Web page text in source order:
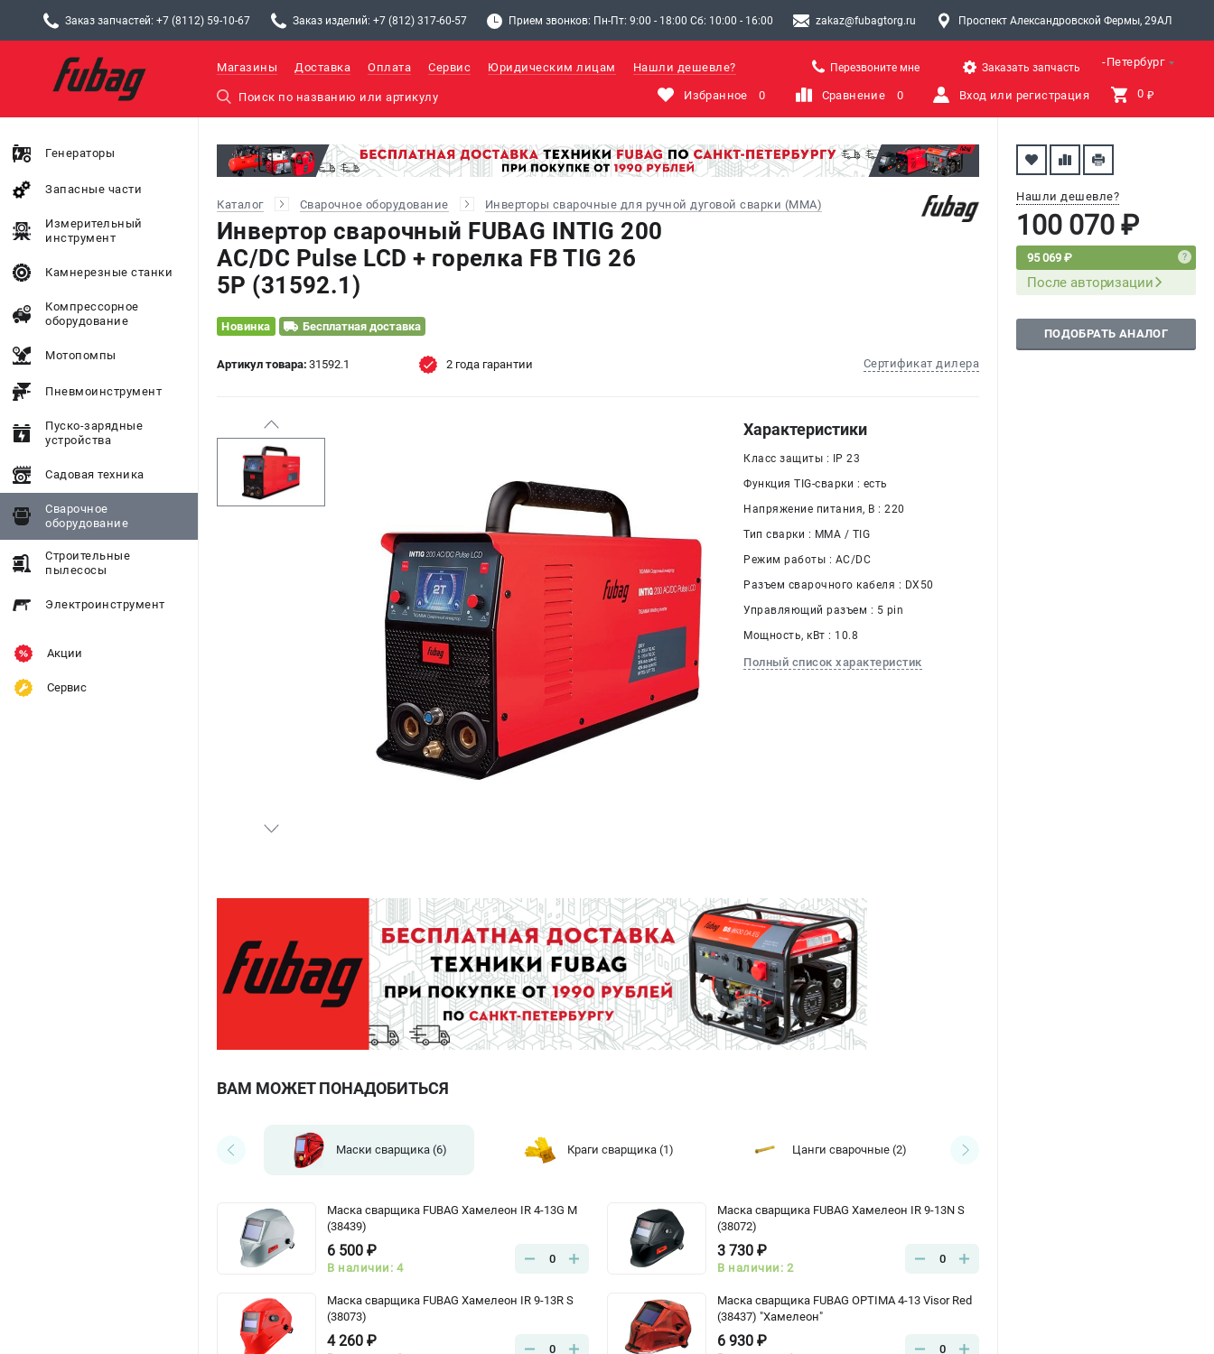
Заказ запчастей: +7 (8112) 59-10-67 Заказ изделий: +7 (812) 317-60-57 Прием звонков: Пн-Пт: 9:00 - 18:00 Сб: 10:00 - 16:00 zakaz@fubagtorg.ru Проспект Александровской Фермы, 29АЛ
Санкт-Петербург
Магазины Доставка Оплата Сервис Юридическим лицам Нашли дешевле? Перезвоните мне Заказать запчасть
Избранное 0 Сравнение 0 Вход или регистрация 0 ₽
Генераторы
Запасные части
Измерительный
инструмент
Камнерезные станки
Компрессорное
оборудование
Мотопомпы
Пневмоинструмент
Пуско-зарядные
устройства
Садовая техника
Сварочное
оборудование
Строительные
пылесосы
Электроинструмент
Акции
Сервис
Каталог Сварочное оборудование Инверторы сварочные для ручной дуговой сварки (MMA)
Инвертор сварочный FUBAG INTIG 200
AC/DC Pulse LCD + горелка FB TIG 26
5P (31592.1)
Новинка Бесплатная доставка
Артикул товара: 31592.1 Сертификат дилера
2 года гарантии
Нашли дешевле?
100 070 ₽
95 069 ₽
После авторизации
ПОДОБРАТЬ АНАЛОГ
Характеристики
Класс защиты : IP 23
Функция TIG-сварки : есть
Напряжение питания, В : 220
Тип сварки : MMA / TIG
Режим работы : AC/DC
Разъем сварочного кабеля : DX50
Управляющий разъем : 5 pin
Мощность, кВт : 10.8
Полный список характеристик
ВАМ МОЖЕТ ПОНАДОБИТЬСЯ
Маски сварщика (6) Краги сварщика(1) Цанги сварочные(2)
Маска сварщика FUBAG Хамелеон IR 4-13G M
(38439)
6 500 ₽
В наличии: 4
0
Маска сварщика FUBAG Хамелеон IR 9-13N S
(38072)
3 730 ₽
В наличии: 2
0
Маска сварщика FUBAG Хамелеон IR 9-13R S
(38073)
4 260 ₽ 0
Маска сварщика FUBAG OPTIMA 4-13 Visor Red
(38437) "Хамелеон"
6 930 ₽ 0